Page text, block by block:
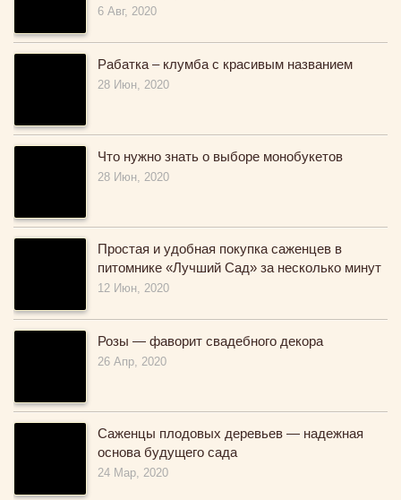
6 Авг, 2020
Рабатка – клумба с красивым названием
28 Июн, 2020
Что нужно знать о выборе монобукетов
28 Июн, 2020
Простая и удобная покупка саженцев в
питомнике «Лучший Сад» за несколько минут
12 Июн, 2020
Розы — фаворит свадебного декора
26 Апр, 2020
Саженцы плодовых деревьев — надежная
основа будущего сада
24 Мар, 2020